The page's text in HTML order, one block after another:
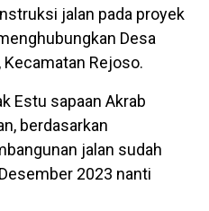
jalan pada proyek
Desa
Rejoso.
Estu sapaan Akrab
berdasarkan
jalan sudah
2023 nanti